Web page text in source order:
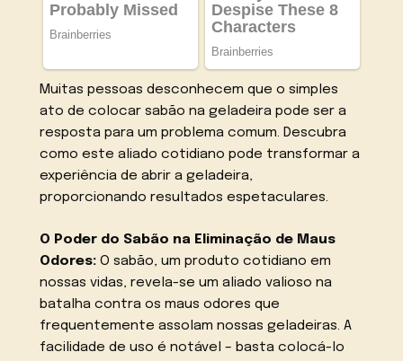
Muitas pessoas desconhecem que o simples
ato de colocar sabão na geladeira pode ser a
resposta para um problema comum. Descubra
como este aliado cotidiano pode transformar a
experiência de abrir a geladeira,
proporcionando resultados espetaculares.
O Poder do Sabão na Eliminação de Maus
Odores: O sabão, um produto cotidiano em
nossas vidas, revela-se um aliado valioso na
batalha contra os maus odores que
frequentemente assolam nossas geladeiras. A
facilidade de uso é notável – basta colocá-lo